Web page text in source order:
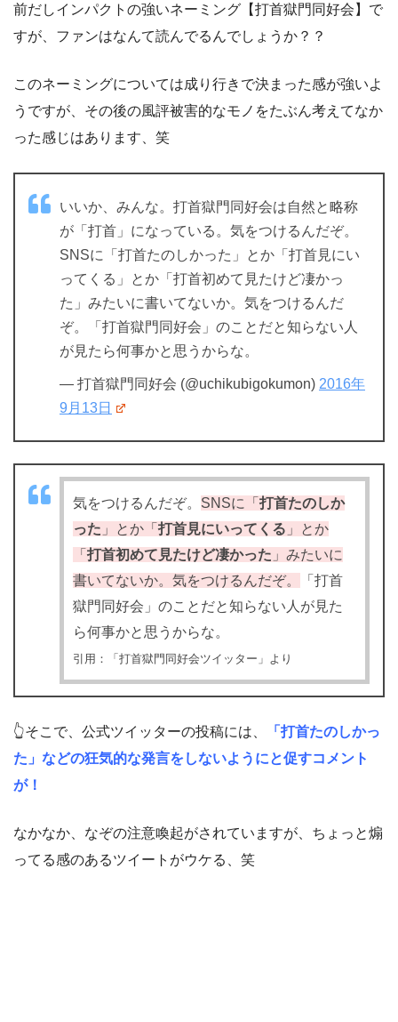
前だしインパクトの強いネーミング【打首獄門同好会】で
すが、ファンはなんて読んでるんでしょうか？？
このネーミングについては成り行きで決まった感が強いよ
うですが、その後の風評被害的なモノをたぶん考えてなか
った感じはあります、笑
いいか、みんな。打首獄門同好会は自然と略称
が「打首」になっている。気をつけるんだぞ。
SNSに「打首たのしかった」とか「打首見にい
ってくる」とか「打首初めて見たけど凄かっ
た」みたいに書いてないか。気をつけるんだ
ぞ。「打首獄門同好会」のことだと知らない人
が見たら何事かと思うからな。
— 打首獄門同好会 (@uchikubigokumon) 2016年
9月13日
気をつけるんだぞ。 SNSに「 打首たのしか
った 」とか「 打首見にいってくる 」とか
「 打首初めて見たけど凄かった 」みたいに
書いてないか。気をつけるんだぞ。
「打首
獄門同好会」のことだと知らない人が見た
ら何事かと思うからな。
引用：「打首獄門同好会ツイッター」より
👆そこで、公式ツイッターの投稿には、
「打首たのしかっ
た」などの狂気的な発言をしないようにと促すコメント
が！
なかなか、なぞの注意喚起がされていますが、ちょっと煽
ってる感のあるツイートがウケる、笑